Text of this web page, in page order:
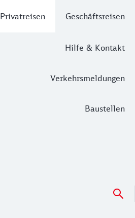
Privatreisen Geschäftsreisen
Hilfe & Kontakt
Verkehrsmeldungen
Baustellen